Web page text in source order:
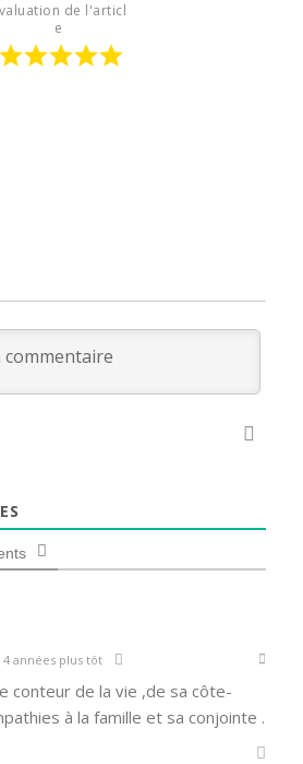
de l'articl
e
4 années plus tôt
conteur de la vie ,de sa côte-
à la famille et sa conjointe .